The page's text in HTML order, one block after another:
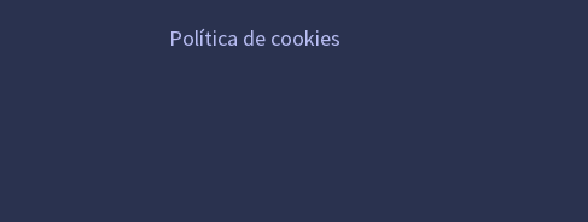
Política de cookies